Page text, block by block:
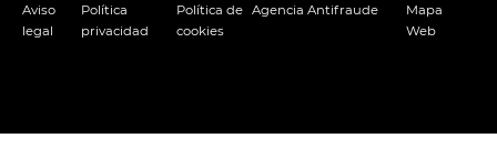
Aviso
legal
Política
privacidad
Política de
cookies
Agencia Antifraude
Mapa
Web